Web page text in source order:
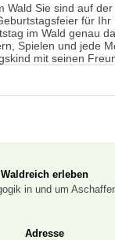
Wald Sie sind auf
für Ihr
im Wald genau
Spielen und jede
mit seinen
Waldreich erleben
in und um
Adresse